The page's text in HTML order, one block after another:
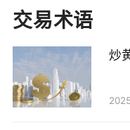
1. 选择合适的平
的贵金属交易平台，
口碑，非常适合初学
交易术语
炒